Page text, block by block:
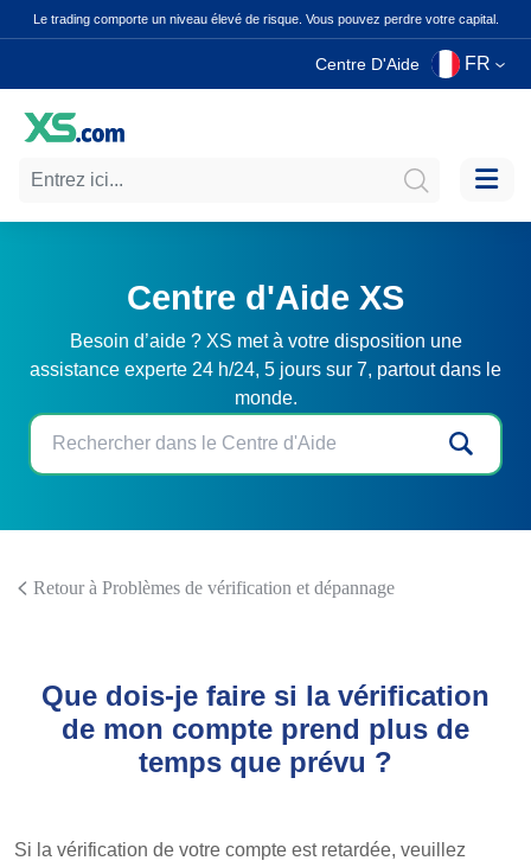
Le trading comporte un niveau élevé de risque. Vous pouvez perdre votre capital.
Centre D'Aide FR
Centre d'Aide XS
Besoin d’aide ? XS met à votre disposition une
assistance experte 24 h/24, 5 jours sur 7, partout dans le
monde.
Retour à Problèmes de vérification et dépannage
Que dois-je faire si la vérification
de mon compte prend plus de
temps que prévu ?
Si la vérification de votre compte est retardée, veuillez